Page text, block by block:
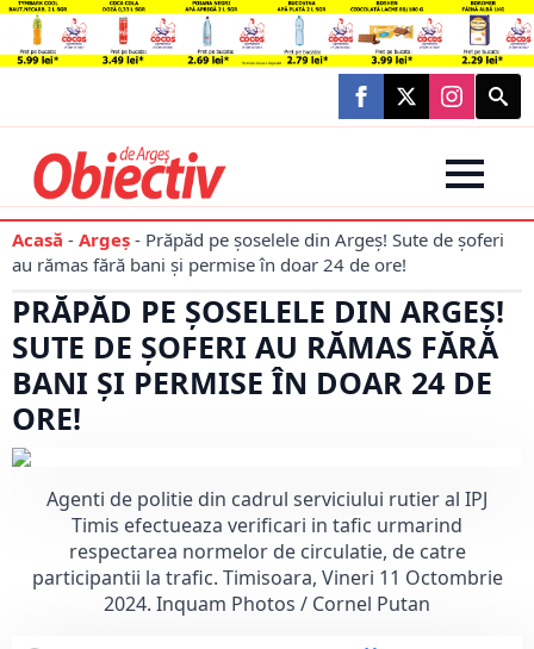
Search
for:
Acasă - Argeș - Prăpăd pe șoselele din Argeș! Sute de șoferi
au rămas fără bani și permise în doar 24 de ore!
PRĂPĂD PE ȘOSELELE DIN ARGEȘ!
SUTE DE ȘOFERI AU RĂMAS FĂRĂ
BANI ȘI PERMISE ÎN DOAR 24 DE
ORE!
Agenti de politie din cadrul serviciului rutier al IPJ
Timis efectueaza verificari in tafic urmarind
respectarea normelor de circulatie, de catre
participantii la trafic. Timisoara, Vineri 11 Octombrie
2024. Inquam Photos / Cornel Putan